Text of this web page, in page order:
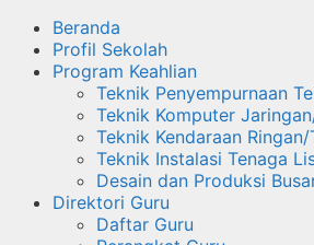
Beranda
Profil Sekolah
Program Keahlian
Teknik Penyempurnaan
Teknik Komputer
Teknik Kendaraan Ringan/
Teknik Instalasi Tenaga
Desain dan Produksi
Direktori Guru
Daftar Guru